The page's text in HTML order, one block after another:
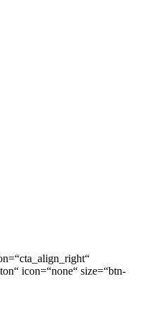
icon=“none“ size=“btn-